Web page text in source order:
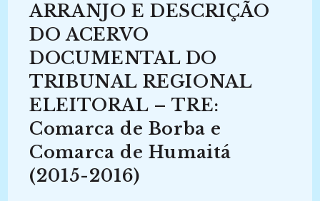
Teórico-
Metodológica
À
Comunidade
De
Países
Língua
Portuguesa-
CPLP
(2019-
Atual)
ARRANJO E DESCRIÇÃO
DO ACERVO
DOCUMENTAL DO
TRIBUNAL REGIONAL
ELEITORAL – TRE:
Comarca de Borba e
Comarca de Humaitá
(2015-2016)